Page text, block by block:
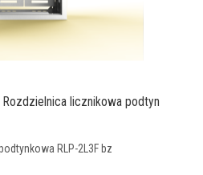
Rozdzielnica licznikowa podtyn
RLP-2L3F bz